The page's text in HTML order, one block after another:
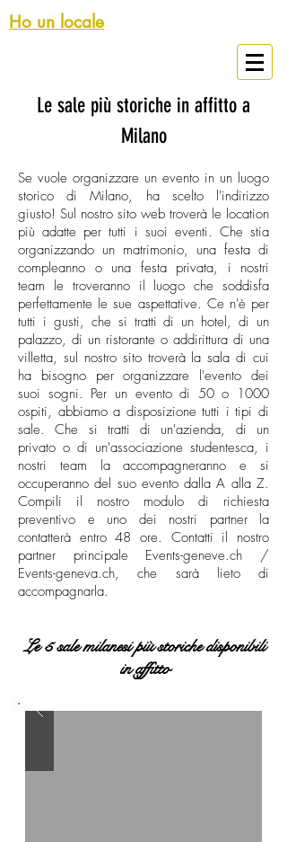
Ho un locale
Le sale più storiche in affitto a
Milano
Se vuole organizzare un evento in un luogo
storico di Milano, ha scelto l'indirizzo
giusto! Sul nostro sito web troverà le location
più adatte per tutti i suoi eventi. Che stia
organizzando un matrimonio, una festa di
compleanno o una festa privata, i nostri
team le troveranno il luogo che soddisfa
perfettamente le sue aspettative. Ce n'è per
tutti i gusti, che si tratti di un hotel, di un
palazzo, di un ristorante o addirittura di una
villetta, sul nostro sito troverà la sala di cui
ha bisogno per organizzare l'evento dei
suoi sogni. Per un evento di 50 o 1000
ospiti, abbiamo a disposizione tutti i tipi di
sale. Che si tratti di un'azienda, di un
privato o di un'associazione studentesca, i
nostri team la accompagneranno e si
occuperanno del suo evento dalla A alla Z.
Compili il nostro modulo di richiesta
preventivo e uno dei nostri partner la
contatterà entro 48 ore. Contatti il nostro
partner principale Events-geneve.ch /
Events-geneva.ch, che sarà lieto di
accompagnarla.
Le 5 sale milanesi più storiche disponibili
in affitto